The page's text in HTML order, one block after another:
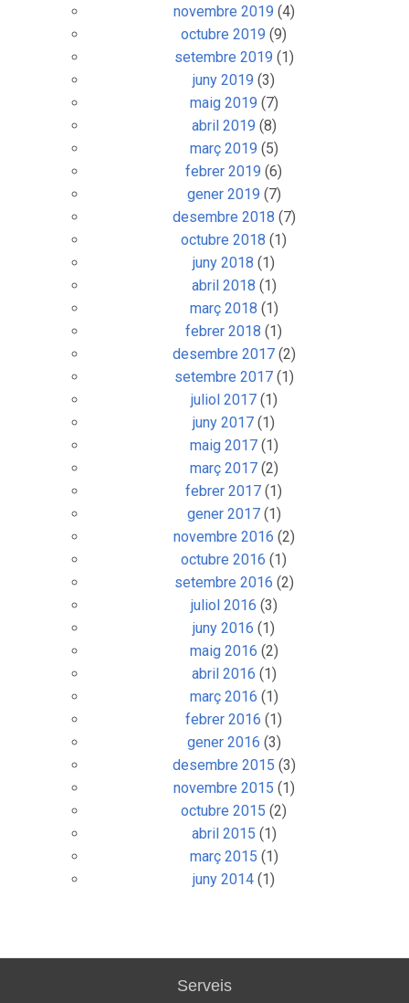
novembre 2019 (4)
octubre 2019 (9)
setembre 2019 (1)
juny 2019 (3)
maig 2019 (7)
abril 2019 (8)
març 2019 (5)
febrer 2019 (6)
gener 2019 (7)
desembre 2018 (7)
octubre 2018 (1)
juny 2018 (1)
abril 2018 (1)
març 2018 (1)
febrer 2018 (1)
desembre 2017(2)
setembre 2017(1)
juliol 2017(1)
juny 2017 (1)
maig 2017(1)
març 2017(2)
febrer 2017 (1)
gener 2017(1)
novembre 2016 (2)
octubre 2016 (1)
setembre 2016 (2)
juliol 2016 (3)
juny 2016 (1)
maig 2016 (2)
abril 2016 (1)
març 2016 (1)
febrer 2016 (1)
gener 2016 (3)
desembre 2015 (3)
novembre 2015 (1)
octubre 2015 (2)
abril 2015 (1)
març 2015 (1)
juny 2014 (1)
Serveis